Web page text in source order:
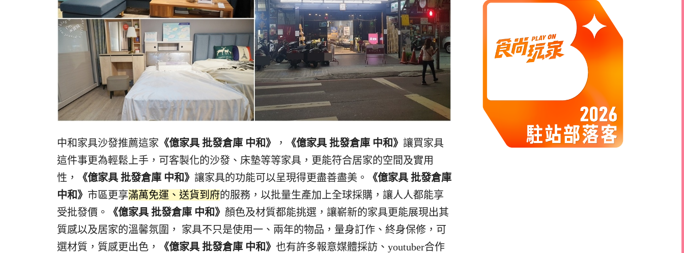
中和家具沙發推薦這家 《億家具 批發倉庫 中和》 ， 《億家具 批發倉庫 中和》 讓買家具
這件事更為輕鬆上手，可客製化的沙發、床墊等等家具，更能符合居家的空間及實用
性，
《億家具 批發倉庫 中和》 讓家具的功能可以呈現得更盡善盡美。
《億家具 批發倉庫
中和》 市區更享滿萬免運、送貨到府的服務，以批量生產加上全球採購，讓人人都能享
受批發價。
《億家具 批發倉庫 中和》 顏色及材質都能挑選，讓嶄新的家具更能展現出其
質感以及居家的溫馨氛圍， 家具不只是使用一、兩年的物品，量身訂作、終身保修，可
選材質，質感更出色，
《億家具 批發倉庫 中和》 也有許多報意媒體採訪、youtuber合作